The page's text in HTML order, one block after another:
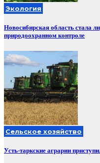
Экология
Новосибирская область стала
природоохранном контроле
Сельское хозяйство
Усть-таркские аграрии